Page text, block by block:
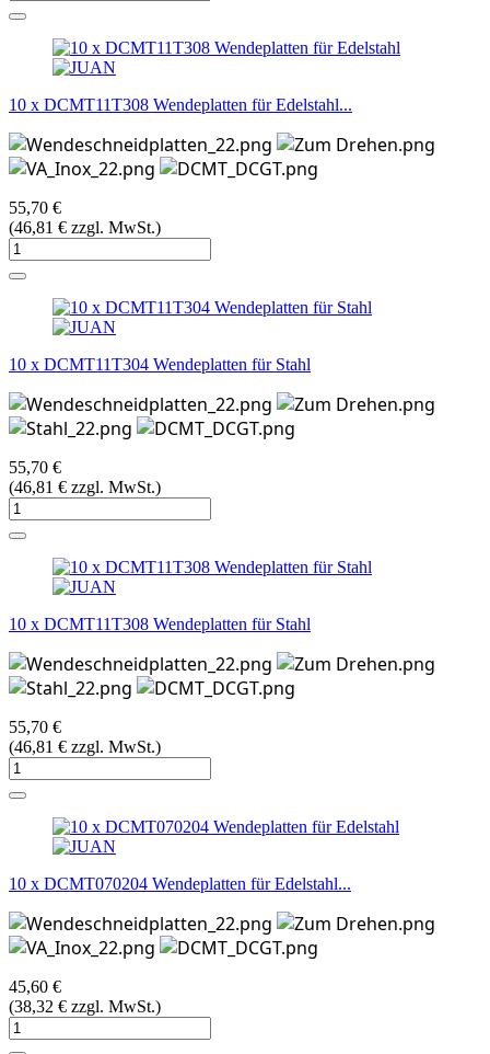
10 x DCMT11T308 Wendeplatten für Edelstahl...
55,70 €
(46,81 € zzgl. MwSt.)
10 x DCMT11T304 Wendeplatten für Stahl
55,70 €
(46,81 € zzgl. MwSt.)
10 x DCMT11T308 Wendeplatten für Stahl
55,70 €
(46,81 € zzgl. MwSt.)
10 x DCMT070204 Wendeplatten für Edelstahl...
45,60 €
(38,32 € zzgl. MwSt.)